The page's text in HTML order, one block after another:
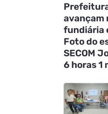
avançam
fundiária
Foto do
SECOM
6 horas 1